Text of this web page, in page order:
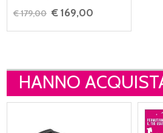
€ 179,00 € 169,00
HANNO